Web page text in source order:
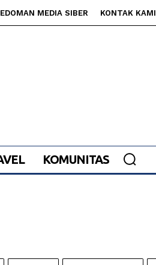
MEDIA SIBER KONTAK KAMI
KOMUNITAS